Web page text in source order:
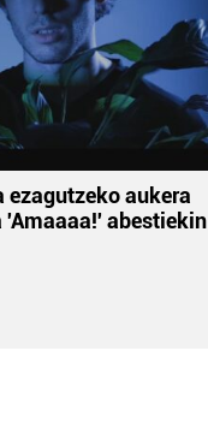
ezagutzeko aukera
'Amaaaa!' abestiekin